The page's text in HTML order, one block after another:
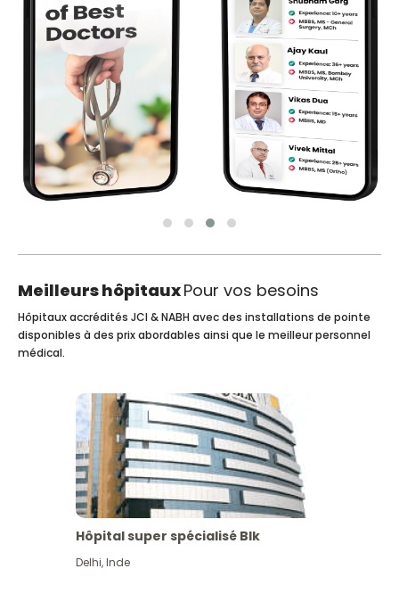
Meilleurs hôpitauxPour vos besoins
Hôpitaux accrédités JCI & NABH avec des installations de pointe
disponibles à des prix abordables ainsi que le meilleur personnel
médical.
Hôpital super spécialisé Blk
Delhi,Inde